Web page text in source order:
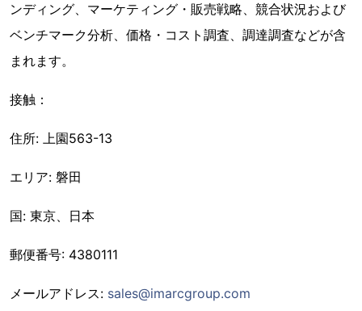
ンディング、マーケティング・販売戦略、競合状況および
ベンチマーク分析、価格・コスト調査、調達調査などが含
まれます。
接触：
住所: 上園563-13
エリア: 磐田
国: 東京、日本
郵便番号: 4380111
メールアドレス: sales@imarcgroup.com